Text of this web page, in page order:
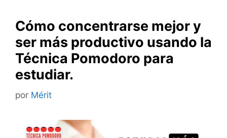
Cómo concentrarse mejor y
ser más productivo usando la
Técnica Pomodoro para
estudiar.
por Mérit